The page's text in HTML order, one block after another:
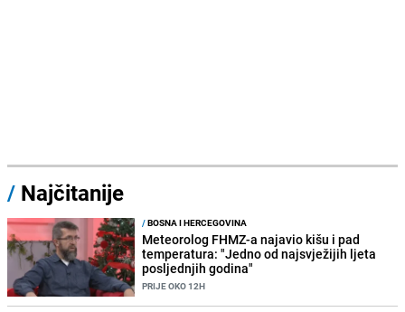
/ Najčitanije
/BOSNA I HERCEGOVINA
Meteorolog FHMZ-a najavio kišu i pad
temperatura: "Jedno od najsvježijih ljeta
posljednjih godina"
PRIJE OKO 12H